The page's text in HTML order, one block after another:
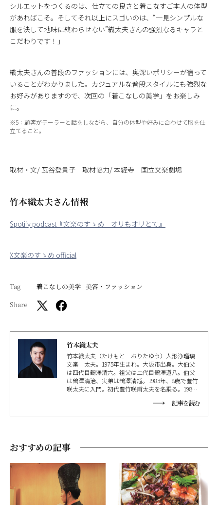
シルエットをつくるのは、仕立ての良さと着こなすご本人の体型
があればこそ。そしてそれ以上にスゴいのは、“一見シンプルな
服を決して地味に終わらせない”織太夫さんの強烈なるキャラと
こだわりです！」
織太夫さんの普段のファッションには、奥深いポリシーが宿って
いることがわかりました。カジュアルな普段スタイルにも強烈な
お好みがありますので、次回の「着こなしの美学」をお楽しみ
に。
※5：顧客がテーラーと話をしながら、自分の体型や好みに合わせて服を仕
立てること。
取材・文/ 瓦谷登貴子 取材協力/ 本経寺 国立文楽劇場
竹本織太夫さん情報
Spotify podcast『文楽のすゝめ オリもオリとて』
X文楽のすゝめ official
Tag 着こなしの美学 美容・ファッション
Share
竹本織太夫
竹本織太夫（たけもと おりたゆう）人形浄瑠璃
文楽 太夫。1975年生まれ。大阪市出身。大伯父
は四代目鶴澤清六。祖父は二代目鶴澤道八。伯父
は鶴澤清治、実弟は鶴澤清馗。1983年、8歳で豊竹
咲太夫に入門。初代豊竹咲甫太夫を名乗る。1986
2018年六代目竹本織太夫を襲名。実業之日本社か
記事を読む
おすすめの記事